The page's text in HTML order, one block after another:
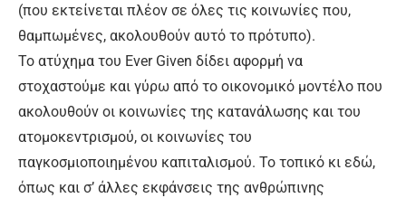
(που εκτείνεται πλέον σε όλες τις κοινωνίες που,
θαμπωμένες, ακολουθούν αυτό το πρότυπο).
Το ατύχημα του Ever Given δίδει αφορμή να
στοχαστούμε και γύρω από το οικονομικό μοντέλο που
ακολουθούν οι κοινωνίες της κατανάλωσης και του
ατομοκεντρισμού, οι κοινωνίες του
παγκοσμιοποιημένου καπιταλισμού. Το τοπικό κι εδώ,
όπως και σ’ άλλες εκφάνσεις της ανθρώπινης